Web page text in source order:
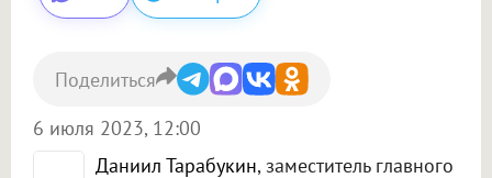
Даниил Тарабукин, заместитель главного
6 июля 2023, 12:00
Поделиться